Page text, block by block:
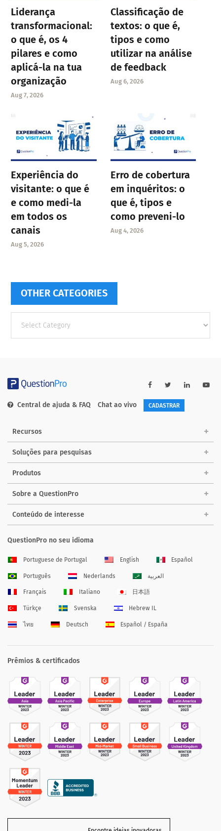
Liderança
transformacional:
o que é, os 4
pilares e como
aplicá-la na tua
organização
Aug 7, 2026
Classificação de
textos: o que é,
tipos e como
utilizar na análise
de feedback
Aug 6, 2026
Experiência do
visitante: o que é
e como medi-la
em todos os
canais
Aug 5, 2026
Erro de cobertura
em inquéritos: o
que é, tipos e
como preveni-lo
Aug 4, 2026
OTHER CATEGORIES
categories
Central de ajuda & FAQ Chat ao vivo CADASTRAR
Recursos
Soluções para pesquisas
Produtos
Sobre a QuestionPro
Conteúdo de interesse
QuestionPro no seu idioma
Portuguese de Portugal English Español
Português Nederlands العربية
Français Italiano 日本語
Türkçe Svenska Hebrew IL
ไทย Deutsch Español / España
Prêmios & certificados